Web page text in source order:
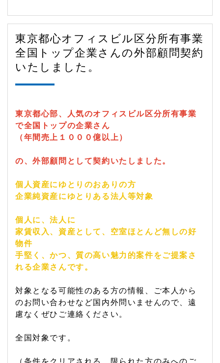
東京都心オフィスビル区分所有事業
全国トップ企業さんの外部顧問契約
いたしました。
東京都心部、人気のオフィスビル区分所有事業
で全国トップの企業さん
（年間売上１０００億以上）
の、外部顧問として契約いたしました。
個人資産にゆとりのおありの方
企業純資産にゆとりある法人等対象
個人に、法人に
家賃収入、資産として、空室ほとんど無しの好
物件
手堅く、かつ、質の高い魅力的案件をご提案さ
れる企業さんです。
対象となる可能性のある方の情報、ご本人から
のお問い合わせなど国内外問いませんので、遠
慮なくぜひご連絡ください。
全国対象です。